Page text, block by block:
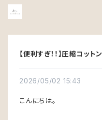
【便利すぎ！！】圧縮コットン
2026/05/02 15:43
こんにちは。